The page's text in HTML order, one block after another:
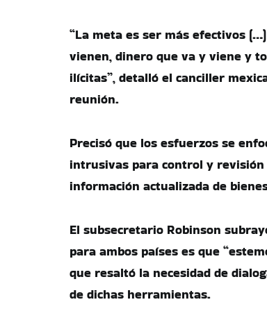
“La meta es ser más efectivos
vienen, dinero que va y viene y
ilícitas”, detalló el canciller
reunión.
Precisó que los esfuerzos se
intrusivas para control y
información actualizada de
El subsecretario Robinson
para ambos países es que
que resaltó la necesidad de
de dichas herramientas.